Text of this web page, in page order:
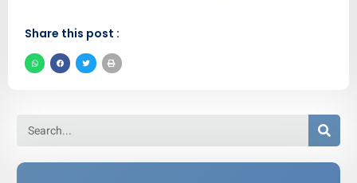
Share this post :